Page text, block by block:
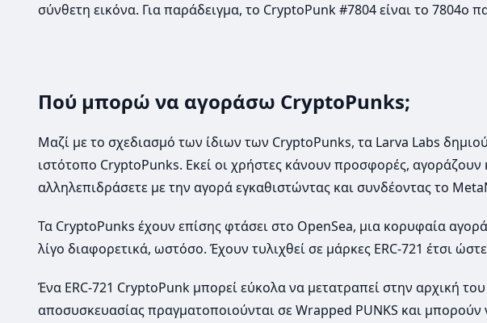
σύνθετη εικόνα. Για παράδειγμα, το CryptoPunk #7804 είναι το 7804ο
Πού μπορώ να αγοράσω CryptoPunks;
Μαζί με το σχεδιασμό των ίδιων των CryptoPunks, τα Larva Labs
ιστότοπο CryptoPunks. Εκεί οι χρήστες κάνουν προσφορές,
αλληλεπιδράσετε με την αγορά εγκαθιστώντας και συνδέοντας το
Τα CryptoPunks έχουν επίσης φτάσει στο OpenSea, μια κορυφαία
λίγο διαφορετικά, ωστόσο. Έχουν τυλιχθεί σε μάρκες ERC-721 έτσι
Ένα ERC-721 CryptoPunk μπορεί εύκολα να μετατραπεί στην αρχική
αποσυσκευασίας πραγματοποιούνται σε Wrapped PUNKS και μπορούν